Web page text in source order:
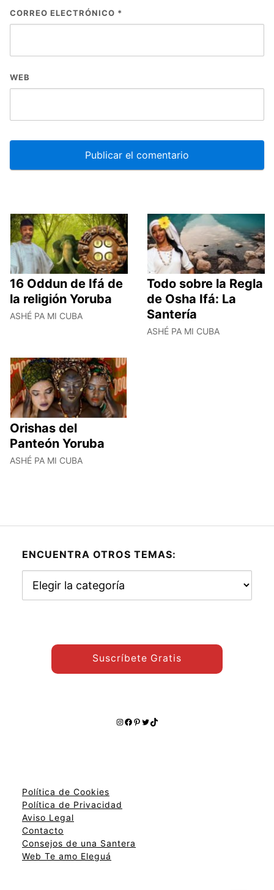
CORREO ELECTRÓNICO *
WEB
16 Oddun de Ifá de
la religión Yoruba
ASHÉ PA MI CUBA
Todo sobre la Regla
de Osha Ifá: La
Santería
ASHÉ PA MI CUBA
Orishas del
Panteón Yoruba
ASHÉ PA MI CUBA
ENCUENTRA OTROS TEMAS:
otros
Suscríbete Gratis
Instagram
Facebook
Pinterest
Twitter
TikTok
Política de Cookies
Política de Privacidad
Aviso Legal
Contacto
Consejos de una Santera
Web Te amo Eleguá